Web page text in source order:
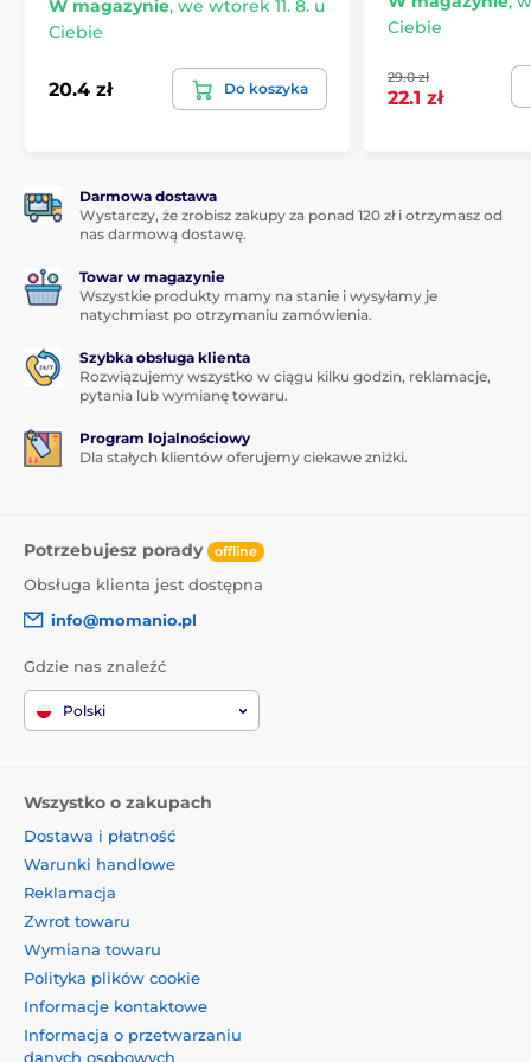
W magazynie, we wtorek 11. 8. u
Ciebie
20.4 zł Do koszyka
Ciebie
29.0 zł
22.1 zł
Darmowa dostawa
Wystarczy, że zrobisz zakupy za ponad 120 zł i otrzymasz od
nas darmową dostawę.
Towar w magazynie
Wszystkie produkty mamy na stanie i wysyłamy je
natychmiast po otrzymaniu zamówienia.
Szybka obsługa klienta
Rozwiązujemy wszystko w ciągu kilku godzin, reklamacje,
pytania lub wymianę towaru.
Program lojalnościowy
Dla stałych klientów oferujemy ciekawe zniżki.
Potrzebujesz porady offline
Obsługa klienta jest dostępna
info@momanio.pl
Gdzie nas znaleźć
Polski
Wszystko o zakupach
Dostawa i płatność
Warunki handlowe
Reklamacja
Zwrot towaru
Wymiana towaru
Polityka plików cookie
Informacje kontaktowe
Informacja o przetwarzaniu
danych osobowych